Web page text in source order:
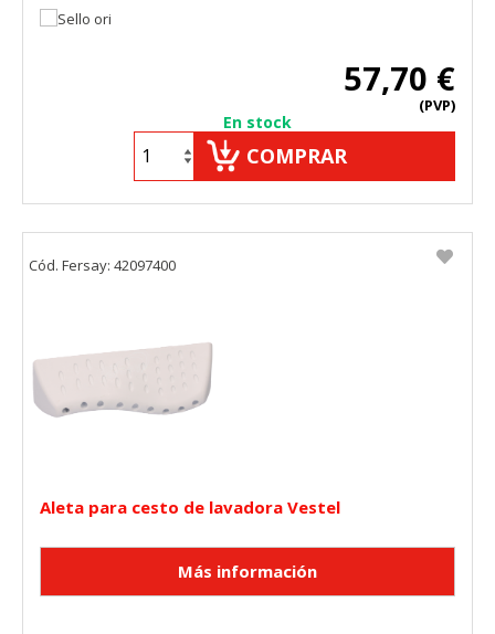
57,70 €
(PVP)
En stock
COMPRAR
Aleta para cesto de lavadora Vestel
Cód. Fersay: 42097400